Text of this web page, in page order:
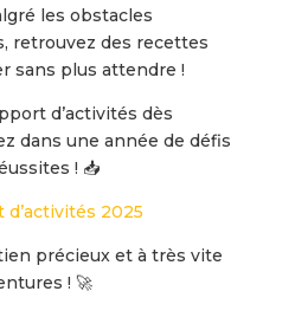
les obstacles
retrouvez des recettes
sans plus attendre !
d’activités dès
dans une année de défis
! 📥
2025
précieux et à très vite
! 🚀